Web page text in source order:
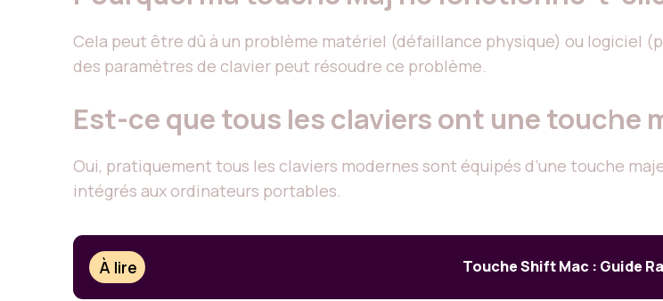
Cela peut être dû à un problème matériel (défaillance physique) ou logiciel
des paramètres de clavier peut résoudre ce problème.
Est-ce que tous les claviers ont une touche
Oui, pratiquement tous les claviers modernes sont équipés d’une touche
intégrés aux ordinateurs portables.
À lire Touche Shift Mac : Guide